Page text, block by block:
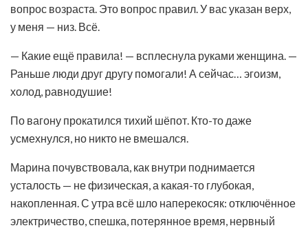
вопрос возраста. Это вопрос правил. У вас указан верх,
у меня — низ. Всё.
— Какие ещё правила! — всплеснула руками женщина. —
Раньше люди друг другу помогали! А сейчас… эгоизм,
холод, равнодушие!
По вагону прокатился тихий шёпот. Кто-то даже
усмехнулся, но никто не вмешался.
Марина почувствовала, как внутри поднимается
усталость — не физическая, а какая-то глубокая,
накопленная. С утра всё шло наперекосяк: отключённое
электричество, спешка, потерянное время, нервный